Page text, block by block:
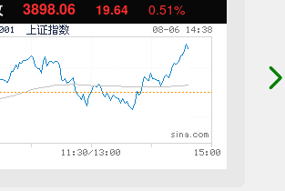
3897.85 19.42 0.50%